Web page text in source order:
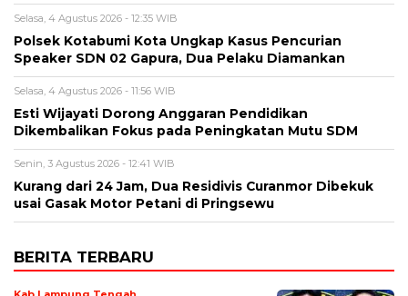
Selasa, 4 Agustus 2026 - 12:35 WIB
Polsek Kotabumi Kota Ungkap Kasus Pencurian
Speaker SDN 02 Gapura, Dua Pelaku Diamankan
Selasa, 4 Agustus 2026 - 11:56 WIB
Esti Wijayati Dorong Anggaran Pendidikan
Dikembalikan Fokus pada Peningkatan Mutu SDM
Senin, 3 Agustus 2026 - 12:41 WIB
Kurang dari 24 Jam, Dua Residivis Curanmor Dibekuk
usai Gasak Motor Petani di Pringsewu
BERITA TERBARU